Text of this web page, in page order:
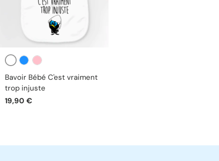
Blanc
Bavoir Bébé C'est vraiment
trop injuste
19,90 €